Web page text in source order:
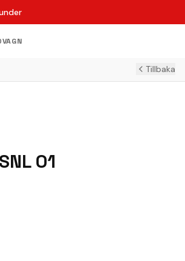
Tillbaka
01